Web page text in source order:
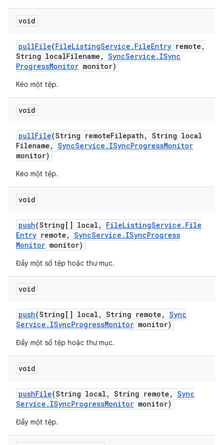
void
pullFile(FileListingService . FileEntry remote ,
String localFilename , SyncService . ISync
ProgressMonitor monitor)
Kéo một tệp.
void
pullFile(String remoteFilepath , String local
Filename , SyncService . ISyncProgressMonitor
monitor)
Kéo một tệp.
void
push(String[] local , FileListingService . File
Entry remote , SyncService . ISyncProgress
Monitor monitor)
Đẩy một số tệp hoặc thư mục.
void
push(String[] local , String remote , Sync
Service . ISyncProgressMonitor monitor)
Đẩy một số tệp hoặc thư mục.
void
pushFile(String local , String remote , Sync
Service . ISyncProgressMonitor monitor)
Đẩy một tệp.